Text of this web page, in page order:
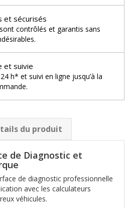
et sécurisés
contrôlés et garantis sans
et suivie
h* et suivi en ligne jusqu’à la
du produit
de Diagnostic et
de diagnostic professionnelle
avec les calculateurs
véhicules.